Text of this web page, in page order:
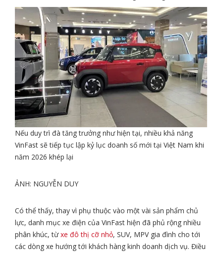
Nếu duy trì đà tăng trưởng như hiện tại, nhiều khả năng
VinFast sẽ tiếp tục lập kỷ lục doanh số mới tại Việt Nam khi
năm 2026 khép lại
ẢNH: NGUYỄN DUY
Có thể thấy, thay vì phụ thuộc vào một vài sản phẩm chủ
lực, danh mục xe điện của VinFast hiện đã phủ rộng nhiều
phân khúc, từxe đô thị cỡ nhỏ, SUV, MPV gia đình cho tới
các dòng xe hướng tới khách hàng kinh doanh dịch vụ. Điều